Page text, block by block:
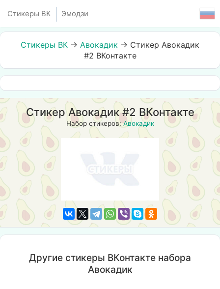
Стикеры ВК Эмодзи
Стикеры ВК → Авокадик → Стикер Авокадик
#2 ВКонтакте
Стикер Авокадик #2 ВКонтакте
Набор стикеров:Авокадик
Другие стикеры ВКонтакте набора
Авокадик